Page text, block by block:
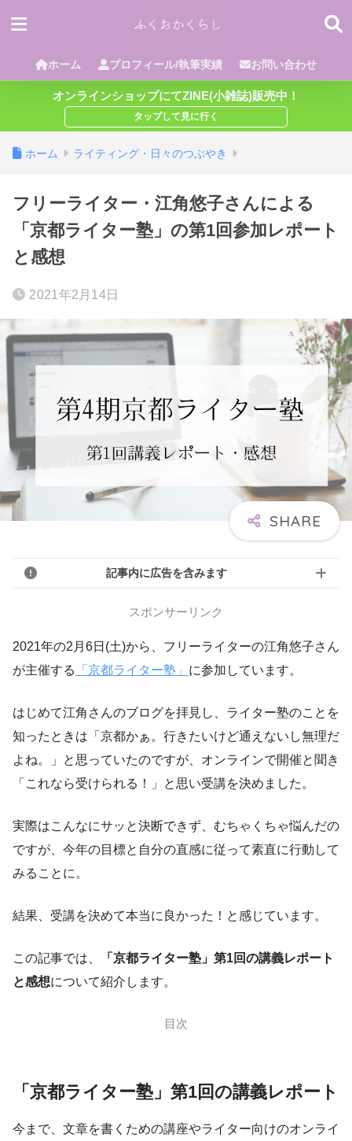
ホーム プロフィール/執筆実績 お問い合わせ
オンラインショップにてZINE(小雑誌)販売中！
ホーム ライティング・日々のつぶやき
フリーライター・江角悠子さんによる
「京都ライター塾」の第1回参加レポート
と感想
2021年2月14日
記事内に広告を含みます
スポンサーリンク
2021年の2月6日(土)から、フリーライターの江角悠子さん
が主催する
「京都ライター塾」 に参加しています。
はじめて江角さんのブログを拝見し、ライター塾のことを
知ったときは「京都かぁ。行きたいけど通えないし無理だ
よね。」と思っていたのですが、オンラインで開催と聞き
「これなら受けられる！」と思い受講を決めました。
実際はこんなにサッと決断できず、むちゃくちゃ悩んだの
ですが、今年の目標と自分の直感に従って素直に行動して
みることに。
結果、受講を決めて本当に良かった！と感じています。
この記事では、
「京都ライター塾」第1回の講義レポート
と感想について紹介します。
目次
「京都ライター塾」第1回の講義レポート
今まで、文章を書くための講座やライター向けのオンライ